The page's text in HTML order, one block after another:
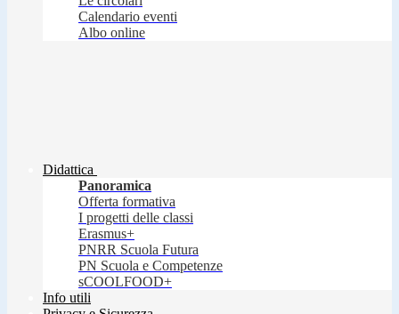
Calendario eventi
Albo online
Didattica
Panoramica
Offerta formativa
I progetti delle classi
Erasmus+
PNRR Scuola Futura
PN Scuola e Competenze
sCOOLFOOD+
Info utili